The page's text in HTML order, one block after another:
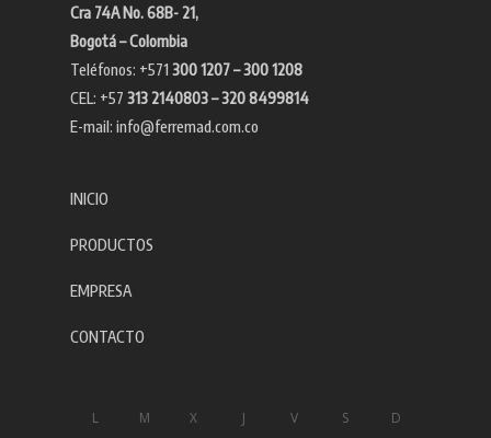
Cra 74A No. 68B- 21,
Bogotá – Colombia
Teléfonos: +571 300 1207 – 300 1208
CEL: +57 313 2140803 – 320 8499814
E-mail: info@ferremad.com.co
INICIO
PRODUCTOS
EMPRESA
CONTACTO
L M X J V S D